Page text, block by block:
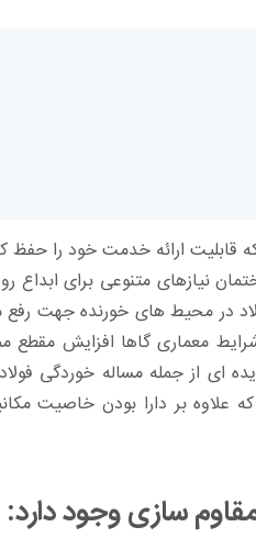
ارائه خدمت خود را حفظ
نیازهای متنوعی برای
در محیط های خورنده جهت رفع
معماری گاها افزایش مقطع
ای از جمله مساله خوردگی
بر دارا بودن خاصیت
سازی وجود دارد: